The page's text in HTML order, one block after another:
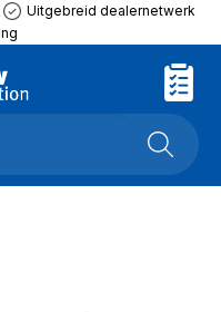
Uitgebreid dealernetwerk